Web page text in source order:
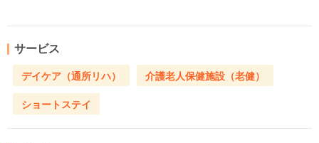
サービス
デイケア（通所リハ） 介護老人保健施設（老健）
ショートステイ